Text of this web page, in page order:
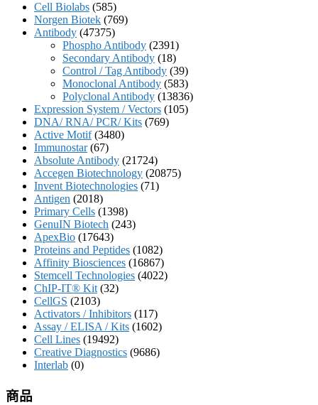
Cell Biolabs (585)
Norgen Biotek (769)
Antibody (47375)
Phospho Antibody (2391)
Secondary Antibody (18)
Control / Tag Antibody (39)
Monoclonal Antibody (583)
Polyclonal Antibody (13836)
Expression System / Vectors (105)
DNA/ RNA/ PCR/ Kits (769)
Active Motif (3480)
Immunostar (67)
Absolute Antibody (21724)
Accegen Biotechnology (20875)
Invent Biotechnologies (71)
Antigen (2018)
Primary Cells (1398)
GenuIN Biotech (243)
ApexBio (17643)
Proteins and Peptides (1082)
Affinity Biosciences (16867)
Stemcell Technologies (4022)
ChIP-IT® Kit (32)
CellGS (2103)
Activators / Inhibitors (117)
Assay / ELISA / Kits (1602)
Cell Lines (19492)
Creative Diagnostics (9686)
Interlab (0)
商品